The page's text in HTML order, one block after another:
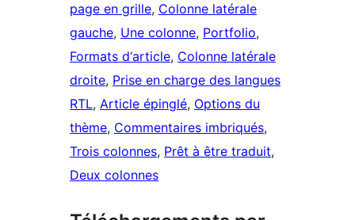
page en grille, Colonne latérale
gauche, Une colonne, Portfolio
Formats d‘article, Colonne latérale
droite, Prise en charge des langues
RTL, Article épinglé, Options du
thème, Commentaires imbriqués
Trois colonnes, Prêt à être traduit
Deux colonnes